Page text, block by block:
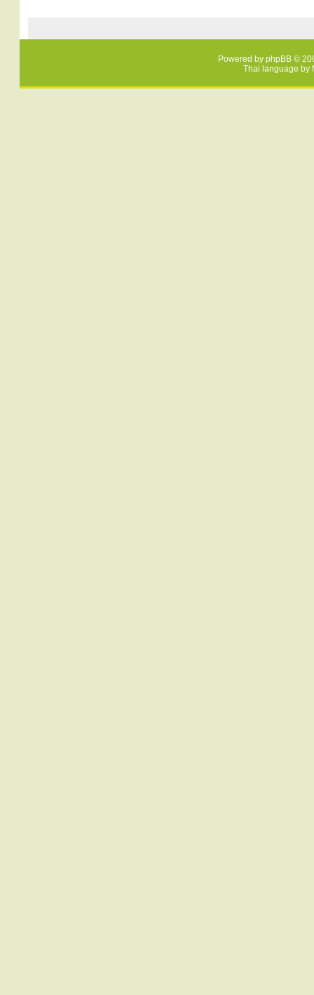
Powered by phpBB ©
Thai language by